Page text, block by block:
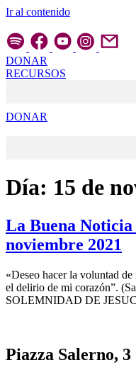
Ir al contenido
DONAR
RECURSOS
DONAR
Día: 15 de
La Buena Noticia
noviembre 2021
«Deseo hacer la voluntad
el delirio de mi corazón”.
SOLEMNIDAD DE
Piazza Salerno,